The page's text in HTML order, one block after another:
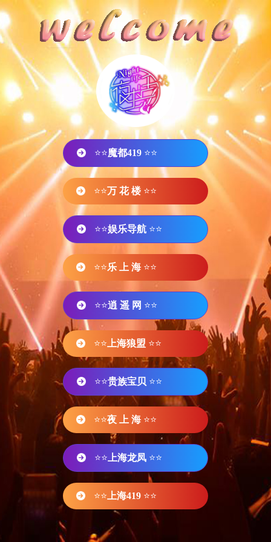
⭐⭐魔都419 ⭐⭐
⭐⭐万 花 楼 ⭐⭐
⭐⭐娱乐导航 ⭐⭐
⭐⭐乐 上 海 ⭐⭐
⭐⭐逍 遥 网 ⭐⭐
⭐⭐ 上海狼盟 ⭐⭐
⭐⭐贵族宝贝 ⭐⭐
⭐⭐夜 上 海 ⭐⭐
⭐⭐ 上海龙凤 ⭐⭐
⭐⭐ 上海419 ⭐⭐